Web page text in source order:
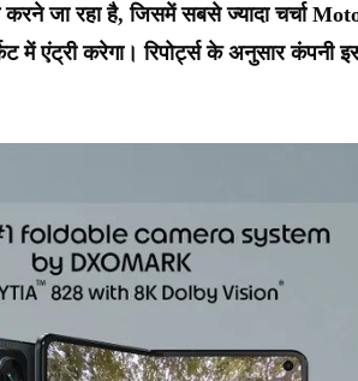
जा रहा है, जिसमें सबसे ज्यादा चर्चा
एंट्री करेगा। रिपोर्ट्स के अनुसार कंपनी